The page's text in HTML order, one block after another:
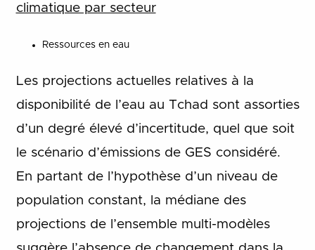
climatique par secteur
Ressources en eau
Les projections actuelles relatives à la
disponibilité de l’eau au Tchad sont assorties
d’un degré élevé d’incertitude, quel que soit
le scénario d’émissions de GES considéré.
En partant de l’hypothèse d’un niveau de
population constant, la médiane des
projections de l’ensemble multi-modèles